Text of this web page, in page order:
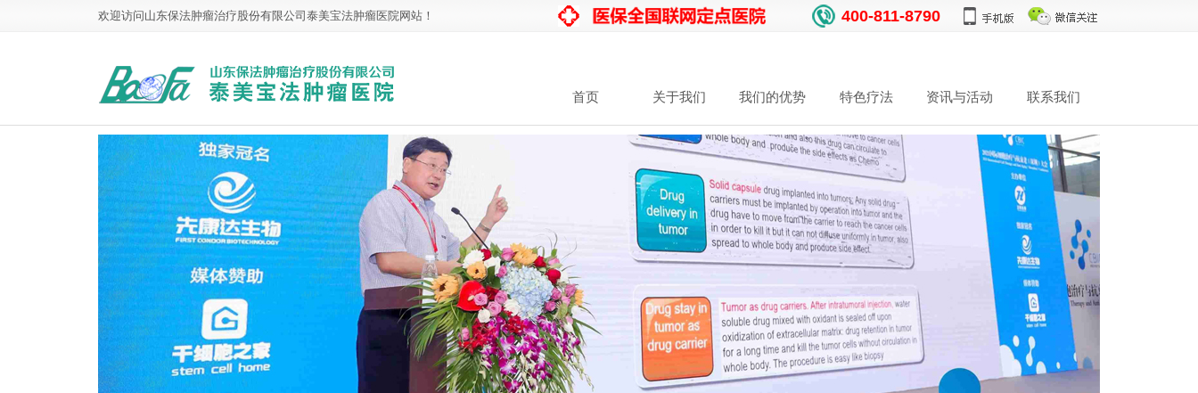
欢迎访问山东保法肿瘤治疗股份有限公司泰美宝法肿瘤医院网站！ 400-811-8790
首页 关于我们 我们的优势 特色疗法 资讯与活动 联系我们